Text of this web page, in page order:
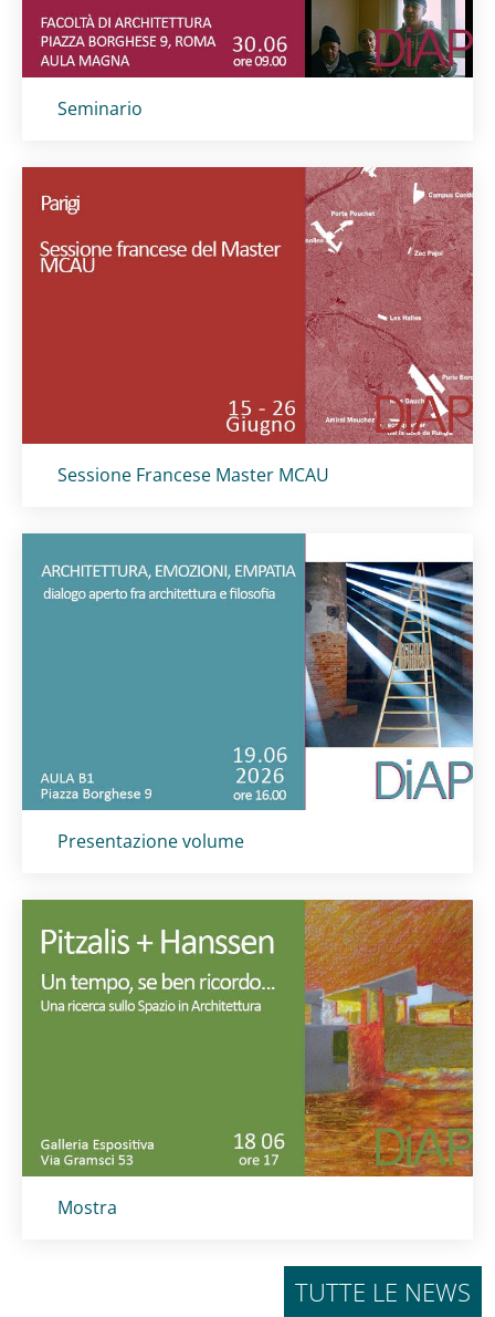
Titolo card
Seminario
Titolo card:
Sessione Francese Master MCAU
Titolo card:
Presentazione volume
Titolo card
Mostra
TUTTE LE NEWS